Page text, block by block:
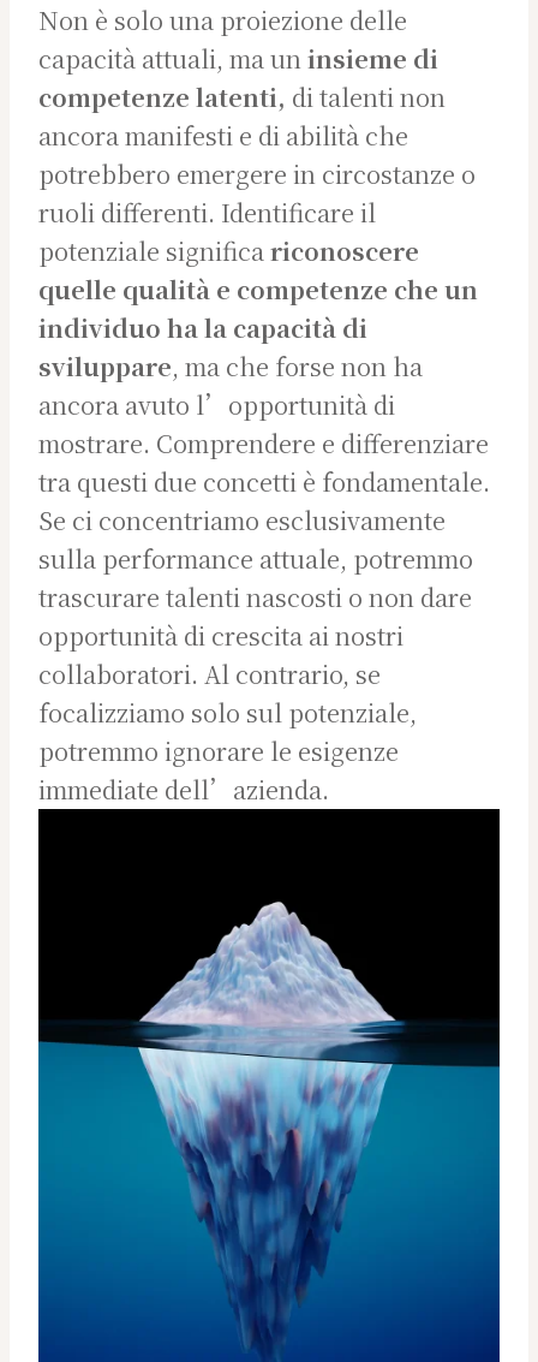
Non è solo una proiezione delle
capacità attuali, ma un insieme di
competenze latenti, di talenti non
ancora manifesti e di abilità che
potrebbero emergere in circostanze o
ruoli differenti. Identificare il
potenziale significa riconoscere
quelle qualità e competenze che un
individuo ha la capacità di
sviluppare, ma che forse non ha
ancora avuto l’opportunità di
mostrare. Comprendere e differenziare
tra questi due concetti è fondamentale.
Se ci concentriamo esclusivamente
sulla performance attuale, potremmo
trascurare talenti nascosti o non dare
opportunità di crescita ai nostri
collaboratori. Al contrario, se
focalizziamo solo sul potenziale,
potremmo ignorare le esigenze
immediate dell’azienda.